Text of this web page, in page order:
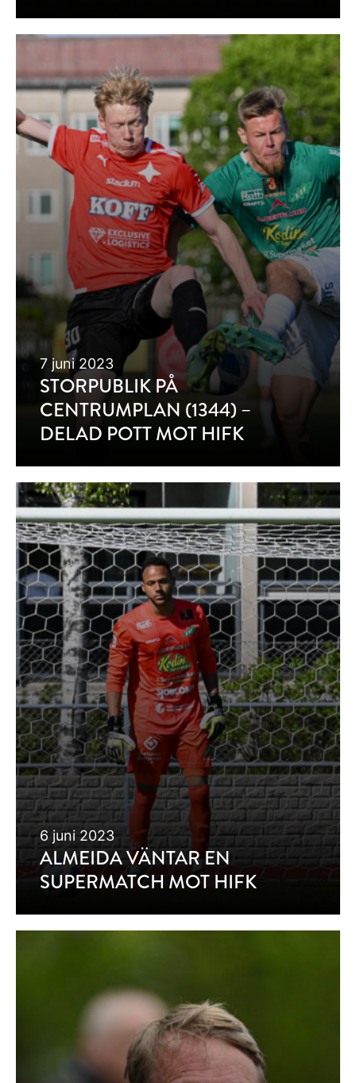
STORPUBLIK PÅ
CENTRUMPLAN (1344) –
DELAD POTT MOT HIFK
7 juni 2023
ALMEIDA VÄNTAR EN
SUPERMATCH MOT HIFK
6 juni 2023